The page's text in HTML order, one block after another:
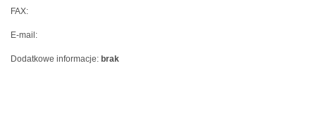
FAX:
E-mail:
Dodatkowe informacje: brak